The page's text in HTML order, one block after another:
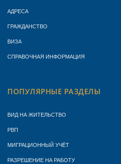
АДРЕСА
ГРАЖДАНСТВО
ВИЗА
СПРАВОЧНАЯ ИНФОРМАЦИЯ
ПОПУЛЯРНЫЕ РАЗДЕЛЫ
ВИД НА ЖИТЕЛЬСТВО
РВП
МИГРАЦИОННЫЙ УЧЁТ
РАЗРЕШЕНИЕ НА РАБОТУ